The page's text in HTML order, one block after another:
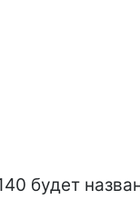
будет